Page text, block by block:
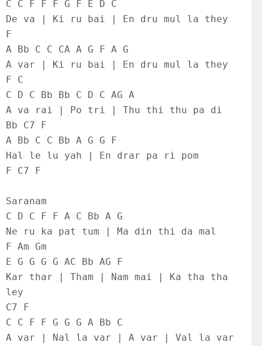
C C F F F G F E D C
De va | Ki ru bai | En dru mul la they
F
A Bb C C CA A G F A G
A var | Ki ru bai | En dru mul la they
F C
C D C Bb Bb C D C AG A
A va rai | Po tri | Thu thi thu pa di
Bb C7 F
A Bb C C Bb A G G F
Hal le lu yah | En drar pa ri pom
F C7 F
Saranam
C D C F F A C Bb A G
Ne ru ka pat tum | Ma din thi da mal
F Am Gm
E G G G G AC Bb AG F
Kar thar | Tham | Nam mai | Ka tha tha
ley
C7 F
C C F F G G G A Bb C
A var | Nal la var | A var | Val la var